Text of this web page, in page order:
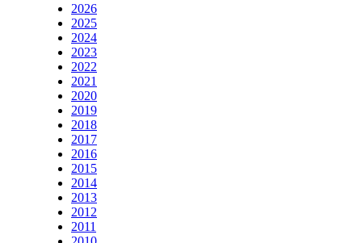
2026
2025
2024
2023
2022
2021
2020
2019
2018
2017
2016
2015
2014
2013
2012
2011